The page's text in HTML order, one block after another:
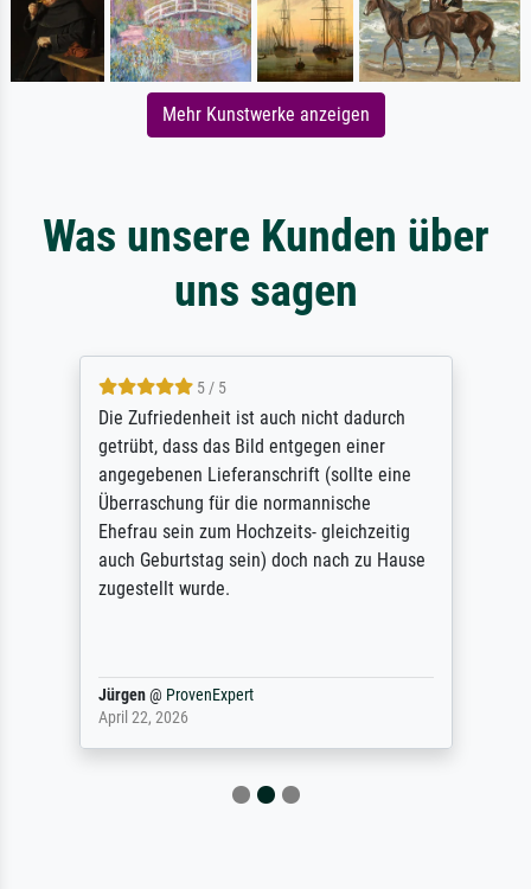
Mehr Kunstwerke anzeigen
Was unsere Kunden über
uns sagen
5 / 5
Die Zufriedenheit ist auch nicht dadurch
getrübt, dass das Bild entgegen einer
angegebenen Lieferanschrift (sollte eine
Überraschung für die normannische
Ehefrau sein zum Hochzeits- gleichzeitig
auch Geburtstag sein) doch nach zu Hause
zugestellt wurde.
Jürgen@ ProvenExpert
April 22, 2026